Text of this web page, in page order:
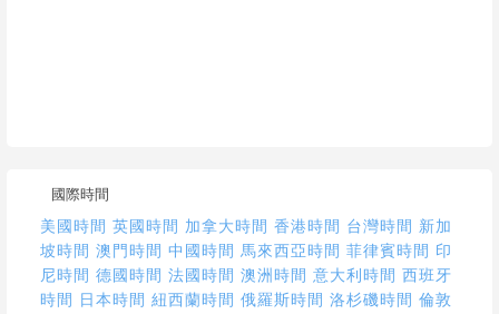
國際時間
美國時間 英國時間 加拿大時間 香港時間 台灣時間 新加
坡時間 澳門時間 中國時間 馬來西亞時間 菲律賓時間 印
尼時間 德國時間 法國時間 澳洲時間 意大利時間 西班牙
時間 日本時間 紐西蘭時間 俄羅斯時間 洛杉磯時間 倫敦